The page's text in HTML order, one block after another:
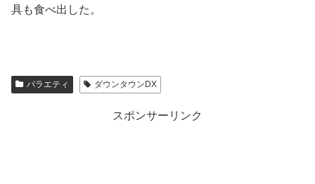
具も食べ出した。
バラエティ ダウンタウンDX
スポンサーリンク